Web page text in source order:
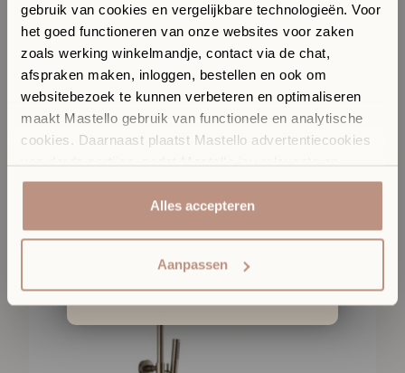
gebruik van cookies en vergelijkbare technologieën. Voor
het goed functioneren van onze websites voor zaken
zoals werking winkelmandje, contact via de chat,
afspraken maken, inloggen, bestellen en ook om
websitebezoek te kunnen verbeteren en optimaliseren
maakt Mastello gebruik van functionele en analytische
cookies. Daarnaast plaatst Mastello advertentiecookies
gepersonaliseerde advertenties kan tonen. Jouw
internetgedrag buiten onze websites kan ook door deze
derde partijen gevolgd worden door middel van tracking
met het gebruik van analytische en tracking cookies en
cookies van derde partijen. Klik hier [link that opens the
toestaan. Voor meer informatie klik hier.
Alles accepteren
Aanpassen
Productspecificaties
Ervaar jouw toekomstige
badkamer in onze Sanitair
Boutique
komen design, materialen en vakmanschap samen.
✓ Ontdek materialen, kleuren en design in het echt
✓​Vrijblijvend een afspraak voor uitgebreid advies
Plan een afspraak of kom gewoon langs.
Elke dinsdag t/m zondag open.